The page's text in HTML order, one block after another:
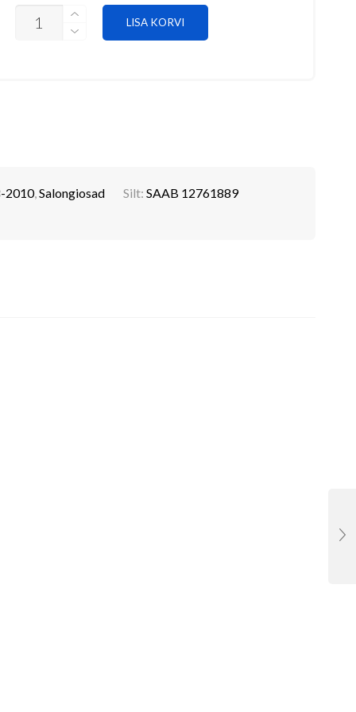
TOPSIHOIDJA
SAAB
LISA KORVI
2010,Salongiosad Silt: SAAB 12761889